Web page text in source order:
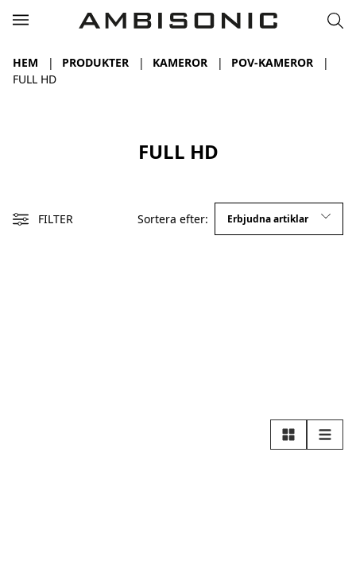
HEM PRODUKTER KAMEROR
POV-KAMEROR
FULL HD
FULL HD
FILTER Sortera efter:
RutnätLista